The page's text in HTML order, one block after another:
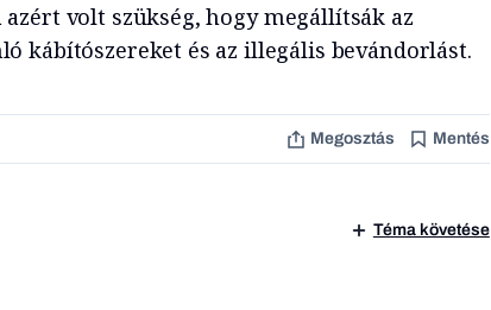
volt szükség, hogy megállítsák az
kábítószereket és az illegális bevándorlást.
Megosztás Mentés
Téma követése